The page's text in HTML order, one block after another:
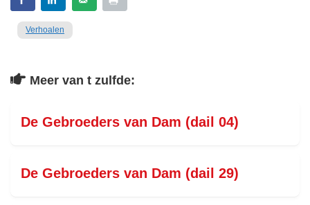
Verhoalen
Meer van t zulfde:
De Gebroeders van Dam (dail 04)
De Gebroeders van Dam (dail 29)